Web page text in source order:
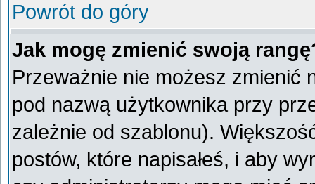
Powrót do góry
Jak mogę zmienić swoją
Przeważnie nie możesz zmienić
pod nazwą użytkownika przy
zależnie od szablonu).
postów, które napisałeś, i aby